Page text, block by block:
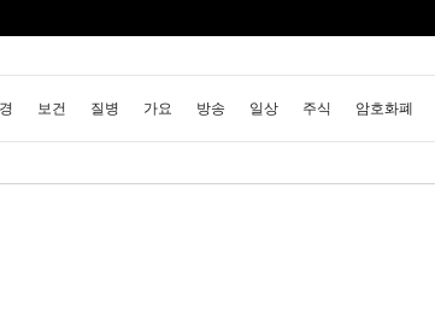
보건 질병 가요 방송 일상 주식 암호화폐